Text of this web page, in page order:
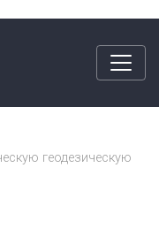
геодезическую